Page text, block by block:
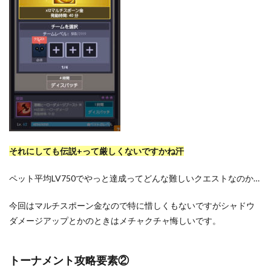
それにしても伝説+って厳しくないですかね汗
ペット平均LV750でやっと達成ってどんな難しいクエストなのか…
今回はマルチスポーン金なので特に惜しくもないですがシャドウ
ダメージアップとかのときはメチャクチャ悔しいです。
トーナメント攻略要素②